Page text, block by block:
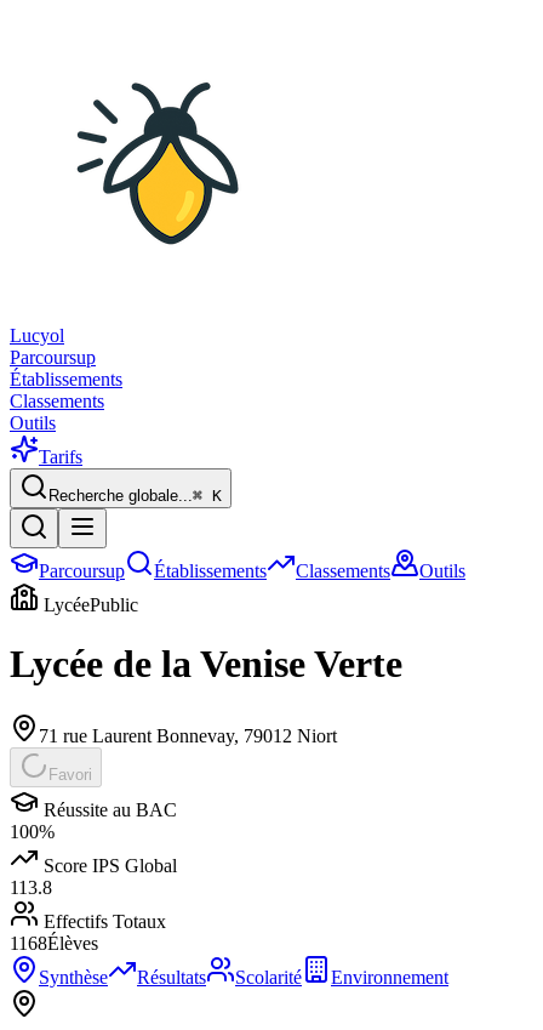
Lucyol
Parcoursup
Établissements
Classements
Outils
Tarifs
Recherche globale...⌘ K
Parcoursup Établissements Classements
Outils
LycéePublic
Lycée de la Venise Verte
71 rue Laurent Bonnevay, 79012 Niort
Favori
Réussite au BAC
100%
Score IPS Global
113.8
Effectifs Totaux
1168Élèves
Synthèse
Résultats Scolarité Environnement